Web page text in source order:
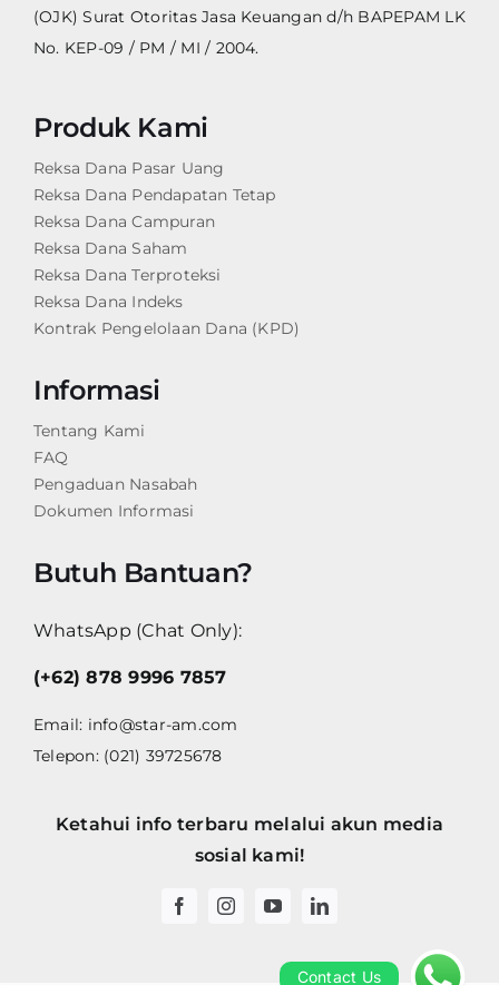
(OJK) Surat Otoritas Jasa Keuangan d/h BAPEPAM LK
No. KEP-09 / PM / MI / 2004.
Produk Kami
Reksa Dana Pasar Uang
Reksa Dana Pendapatan Tetap
Reksa Dana Campuran
Reksa Dana Saham
Reksa Dana Terproteksi
Reksa Dana Indeks
Kontrak Pengelolaan Dana (KPD)
Informasi
Tentang Kami
FAQ
Pengaduan Nasabah
Dokumen Informasi
Butuh Bantuan?
WhatsApp (Chat Only):
(+62) 878 9996 7857
Email: info@star-am.com
Telepon: (021) 39725678
Ketahui info terbaru melalui akun media
sosial kami!
Contact Us